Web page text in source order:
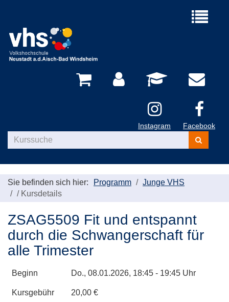
Menü
Instagram Facebook
Kurse
suchen
Sie befinden sich hier: Programm
Junge VHS
/ Kursdetails
ZSAG5509 Fit und entspannt
durch die Schwangerschaft für
alle Trimester
Beginn Do., 08.01.2026, 18:45 - 19:45 Uhr
Kursgebühr 20,00 €